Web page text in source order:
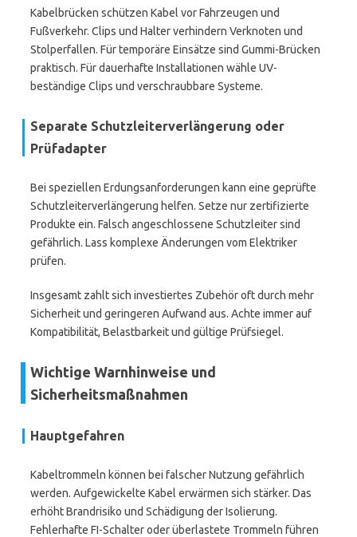
Kabelbrücken schützen Kabel vor Fahrzeugen und
Fußverkehr. Clips und Halter verhindern Verknoten und
Stolperfallen. Für temporäre Einsätze sind Gummi-Brücken
praktisch. Für dauerhafte Installationen wähle UV-
beständige Clips und verschraubbare Systeme.
Separate Schutzleiterverlängerung oder
Prüfadapter
Bei speziellen Erdungsanforderungen kann eine geprüfte
Schutzleiterverlängerung helfen. Setze nur zertifizierte
Produkte ein. Falsch angeschlossene Schutzleiter sind
gefährlich. Lass komplexe Änderungen vom Elektriker
prüfen.
Insgesamt zahlt sich investiertes Zubehör oft durch mehr
Sicherheit und geringeren Aufwand aus. Achte immer auf
Kompatibilität, Belastbarkeit und gültige Prüfsiegel.
Wichtige Warnhinweise und
Sicherheitsmaßnahmen
Hauptgefahren
Kabeltrommeln können bei falscher Nutzung gefährlich
werden. Aufgewickelte Kabel erwärmen sich stärker. Das
erhöht Brandrisiko und Schädi­gung der Isolierung.
Fehlerhafte FI-Schalter oder überlastete Trommeln führen